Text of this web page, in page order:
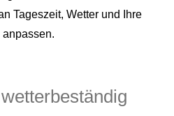
Tageszeit, Wetter und Ihre